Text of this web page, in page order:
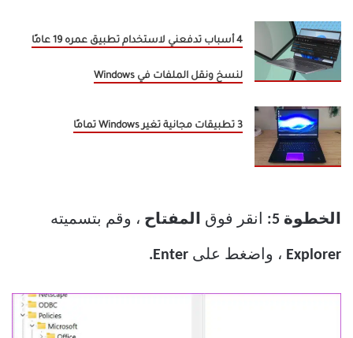
4 أسباب تدفعني لاستخدام تطبيق عمره 19 عامًا
لنسخ ونقل الملفات في Windows
3 تطبيقات مجانية تغير Windows تمامًا
الخطوة 5: انقر فوق المفتاح ، وقم بتسميته
Explorer ، واضغط على Enter.